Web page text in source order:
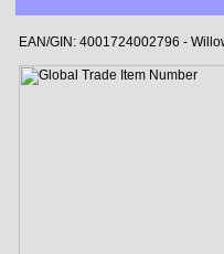
EAN/GIN: 4001724002796 -